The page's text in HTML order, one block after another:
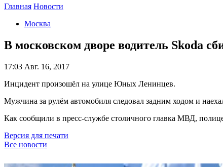
Главная Новости
Москва
В московском дворе водитель Skoda
17:03 Авг. 16, 2017
Инцидент произошёл на улице Юных Ленинцев.
Мужчина за рулём автомобиля следовал задним ходом и
Как сообщили в пресс-службе столичного главка МВД,
Версия для печати
Все новости